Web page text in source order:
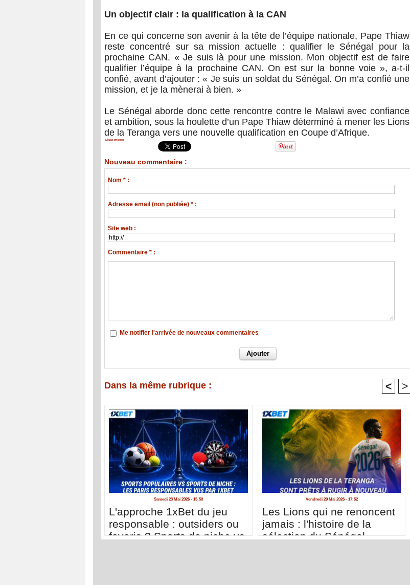
Un objectif clair : la qualification à la CAN
En ce qui concerne son avenir à la tête de l’équipe nationale, Pape Thiaw
reste concentré sur sa mission actuelle : qualifier le Sénégal pour la
prochaine CAN. « Je suis là pour une mission. Mon objectif est de faire
qualifier l’équipe à la prochaine CAN. On est sur la bonne voie », a-t-il
confié, avant d’ajouter : « Je suis un soldat du Sénégal. On m’a confié une
mission, et je la mènerai à bien. »
Le Sénégal aborde donc cette rencontre contre le Malawi avec confiance
et ambition, sous la houlette d’un Pape Thiaw déterminé à mener les Lions
de la Teranga vers une nouvelle qualification en Coupe d’Afrique.
Lisez encore
Nouveau commentaire :
Nom * :
Adresse email (non publiée) * :
Site web :
Commentaire * :
Me notifier l'arrivée de nouveaux commentaires
Dans la même rubrique : < >
Samedi 23 Mai 2026 - 15:50
L'approche 1xBet du jeu
responsable : outsiders ou
favoris ? Sports de niche vs
Vendredi 29 Mai 2026 - 17:52
Les Lions qui ne renoncent
jamais : l'histoire de la
sélection du Sénégal